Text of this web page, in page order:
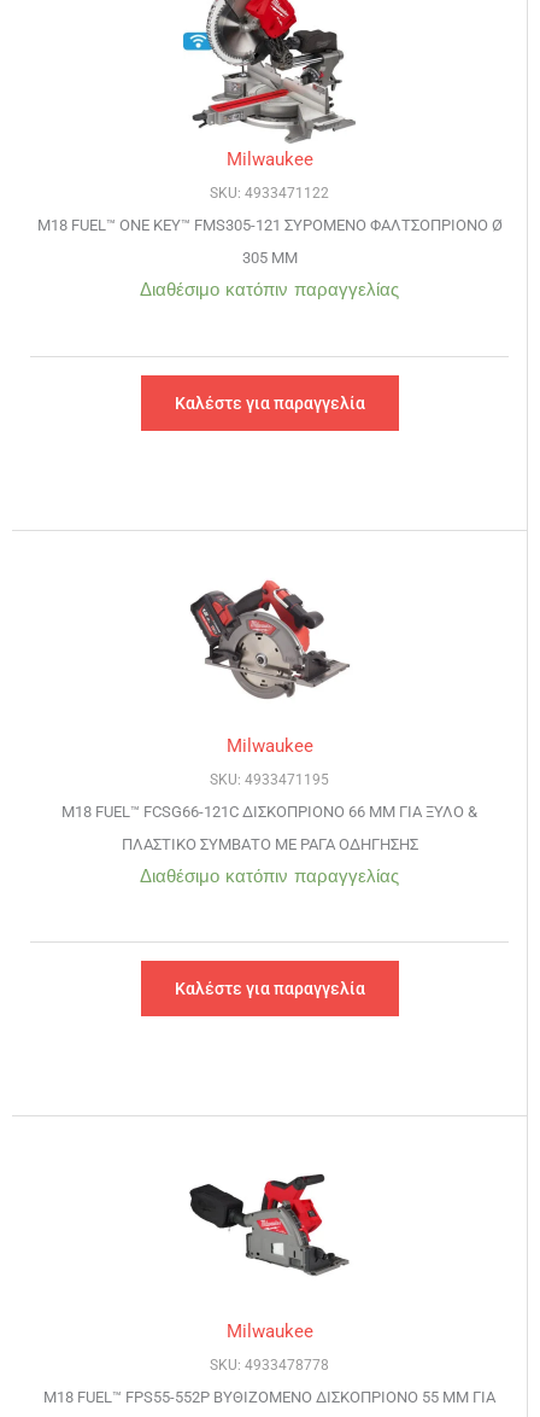
Milwaukee
SKU: 4933471122
M18 FUEL™ ONE KEY™ FMS305-121 ΣΥΡΟΜΕΝΟ ΦΑΛΤΣΟΠΡΙΟΝΟ Ø
305 MM
Διαθέσιμο κατόπιν παραγγελίας
Καλέστε για παραγγελία
Milwaukee
SKU: 4933471195
M18 FUEL™ FCSG66-121C ΔΙΣΚΟΠΡΙΟΝΟ 66 ΜΜ ΓΙΑ ΞΥΛΟ &
ΠΛΑΣΤΙΚΟ ΣΥΜΒΑΤΟ ΜΕ ΡΑΓΑ ΟΔΗΓΗΣΗΣ
Διαθέσιμο κατόπιν παραγγελίας
Καλέστε για παραγγελία
Milwaukee
SKU: 4933478778
M18 FUEL™ FPS55-552P ΒΥΘΙΖΟΜΕΝΟ ΔΙΣΚΟΠΡΙΟΝΟ 55 ΜΜ ΓΙΑ